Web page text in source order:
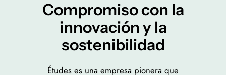
Compromiso con la
innovación y la
sostenibilidad
Études es una empresa pionera que